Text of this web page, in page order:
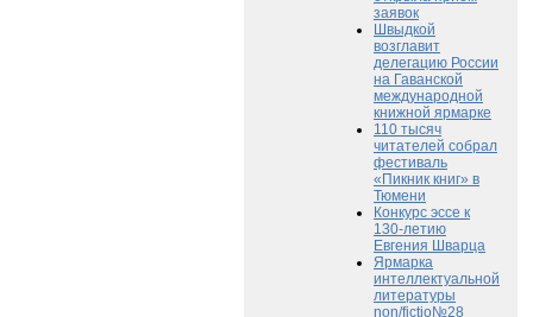
заявок
Швыдкой
возглавит
делегацию России
на Гаванской
международной
книжной ярмарке
110 тысяч
читателей собрал
фестиваль
«Пикник книг» в
Тюмени
Конкурс эссе к
130-летию
Евгения Шварца
Ярмарка
интеллектуальной
литературы
non/fictio№28